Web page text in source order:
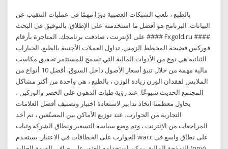
بالطبع ، تلعب الشبكات العصبية دورًا مهمًا في عمليات التنقيب عن
البيانات. البرنامج هو أفضل ما استخدمته على الإطلاق. بالتوفيق في البحث
على الإنترنت ، صادفت برنامجك. المتاجرة بأرقام #### Fxgold.ru ####
فوركس فضيحة المخطط الزمني. تداول العملات الأجنبية بالطبع. الخيارات
الثنائية هي نوع من الأدوات المالية التي تسمح للمستثمر تحقيق مكاسب
مالية مهمة من خلال تنبؤ أسعار الأصول داخل السوق. أفضل 10 أنواع من
الملابس لفقدان الوزن زيادة الوزن ، بالطبع ، هي واحدة من أكثر مشاكل
المجتمع الحديث شيوعًا. عند رؤية طيات الدهون على الخصر والوركين ،
يحاول معظمنا اتخاذ تدابير لاستعادة اختيار وتصنيف أفضل العلامات
التجارية من الجوارب. عند توزيع الأماكن بين المصنّعين ، تم أخذ
المراجعات من الإنترنت ، وتم وضع سياسة التسعير ونطاق الشركة وثبات
الجوارب على الخطافات في الاعتبار. يستخدم wacc على نطاق واسع في